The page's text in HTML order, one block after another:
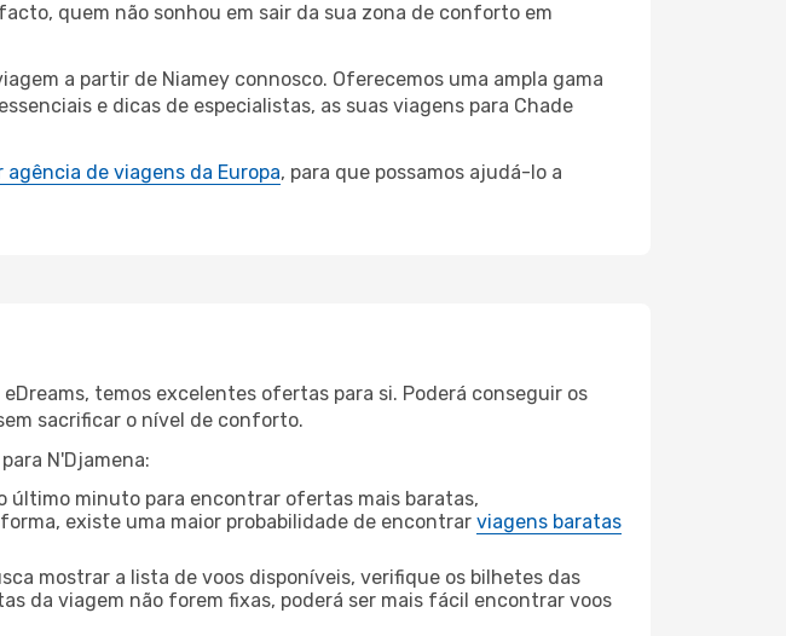
quem não sonhou em sair da sua zona de conforto em
a partir de Niamey connosco. Oferecemos uma ampla gama
e dicas de especialistas, as suas viagens para Chade
agência de viagens da Europa, para que possamos ajudá-lo a
temos excelentes ofertas para si. Poderá conseguir os
sacrificar o nível de conforto.
N'Djamena:
último minuto para encontrar ofertas mais baratas,
existe uma maior probabilidade de encontrar viagens baratas
mostrar a lista de voos disponíveis, verifique os bilhetes das
da viagem não forem fixas, poderá ser mais fácil encontrar voos